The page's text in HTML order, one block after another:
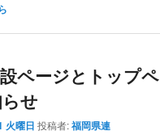
ページとトップペ
せ
火曜日 投稿者:福岡県連